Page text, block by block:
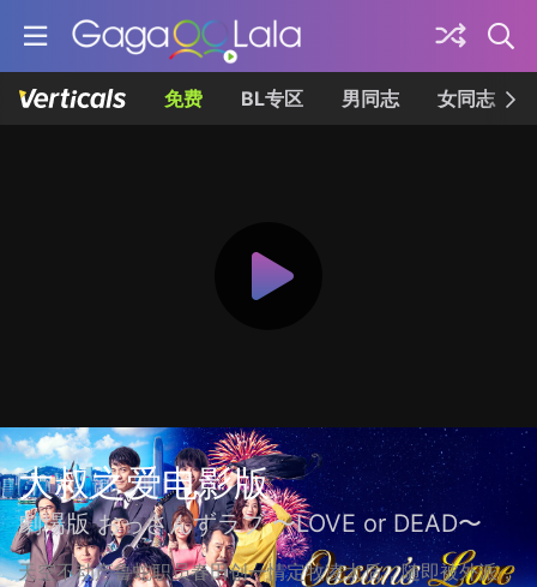
免费 BL专区 男同志 女同志
大叔之爱电影版
劇場版 おっさんずラブ 〜LOVE or DEAD〜
天空不动产鲁蛇职员春田创一情定牧凌太后，随即被外派，